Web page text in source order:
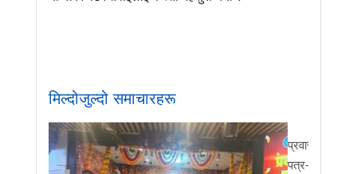
मिल्दोजुल्दो समाचारहरू
प्रवास र
पत्र-२०२६